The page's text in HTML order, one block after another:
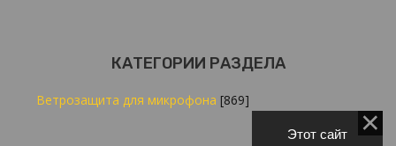
КАТЕГОРИИ РАЗДЕЛА
Ветрозащита для микрофона [869]
Этот сайт